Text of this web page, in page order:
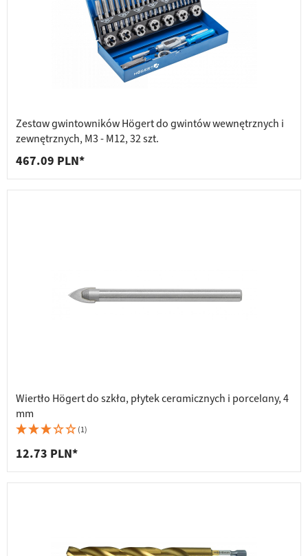
Zestaw gwintowników Högert do gwintów wewnętrznych i
zewnętrznych, M3 - M12, 32 szt.
467.09 PLN*
Wiertło Högert do szkła, płytek ceramicznych i porcelany, 4
mm
(1)
12.73 PLN*